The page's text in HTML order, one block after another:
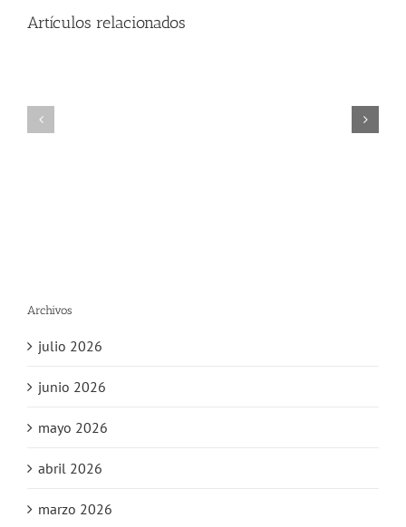
Artículos relacionados
Archivos
julio 2026
junio 2026
mayo 2026
abril 2026
marzo 2026